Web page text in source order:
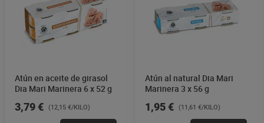
Atún en aceite de girasol
Dia Mari Marinera 6 x 52 g
3,79 € (12,15 €/KILO)
Atún al natural Dia Mari
Marinera 3 x 56 g
1,95 € (11,61 €/KILO)